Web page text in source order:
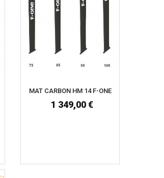
MAT CARBON HM 14 F-ONE
1 349,00 €